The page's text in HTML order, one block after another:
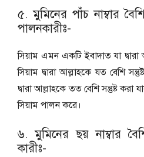
৫. মুমিনের পাঁচ নাম্বার
পালনকারীঃ-
সিয়াম এমন একটি ইবাদাত যা দ্বারা
সিয়াম দ্বারা আল্লাহকে যত বেশি
দ্বারা আল্লাহকে তত বেশি সন্তুষ্ট করা
সিয়াম পালন করে।
৬. মুমিনের ছয় নাম্বার
কারীঃ-